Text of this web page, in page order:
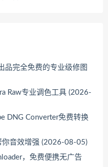
品完全免费的专业级修图
Raw专业调色工具 (2026-
DNG Converter免费转换
你音效增强 (2026-08-05)
，免费便携无广告